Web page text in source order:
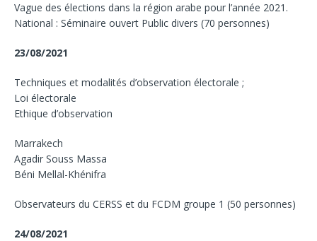
Vague des élections dans la région arabe pour l’année 2021.
National : Séminaire ouvert Public divers (70 personnes)
23/08/2021
Techniques et modalités d’observation électorale ;
Loi électorale
Ethique d’observation
Marrakech
Agadir Souss Massa
Béni Mellal-Khénifra
Observateurs du CERSS et du FCDM groupe 1 (50 personnes)
24/08/2021